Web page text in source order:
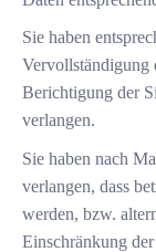
Sie haben
Vervollständigung
Berichtigung der
verlangen.
Sie haben nach
verlangen, dass
werden, bzw.
Einschränkung